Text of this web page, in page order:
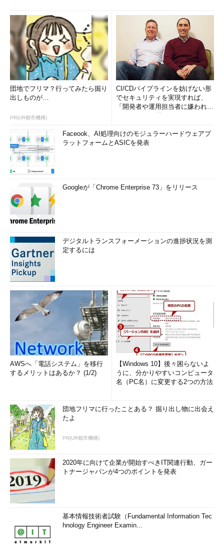
団地でフリマ？行ってみたら掘り
出しものが…
PR(UR都市機構)
CI/CDパイプラインを妨げない形
でセキュリティを実現すれば、
「開発者や運用担当者に嫌われな
Faceook、AI処理向けのモジュラーハードウェアプ
ラットフォームとASICを発表
Googleが「Chrome Enterprise 73」をリリース
デジタルトランスフォーメーションの進捗状況を測
定するには
AWSへ「電話システム」を移行
するメリットはあるか？ (1/2)
【Windows 10】後々困らないよ
うに、分かりやすいコンピュータ
名（PC名）に変更する2つの方法
団地フリマに行ったことある？ 掘り出し物に出会え
たよ
PR(UR都市機構)
2020年に向けて企業が開始すべきIT関連行動、ガー
トナージャパンが4つのポイントを発表
基本情報技術者試験（Fundamental Information Tec
hnology Engineer Examin...